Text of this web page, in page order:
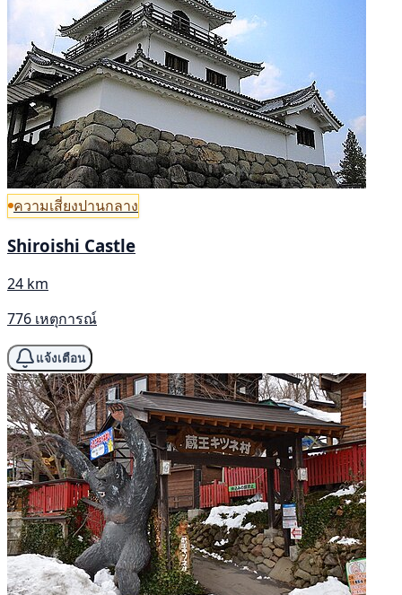
ความเสี่ยงปานกลาง
Shiroishi Castle
24 km
776 เหตุการณ์
แจ้งเตือน